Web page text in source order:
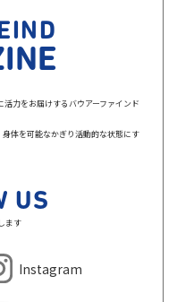
活力をお届けするバウアーファインド
体を可能なかぎり活動的な状態にす
US
ます
Instagram